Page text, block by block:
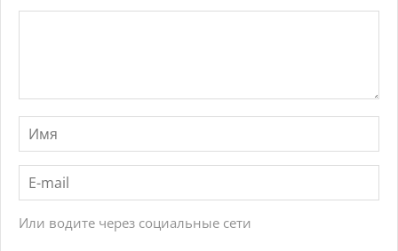
Или водите через социальные сети